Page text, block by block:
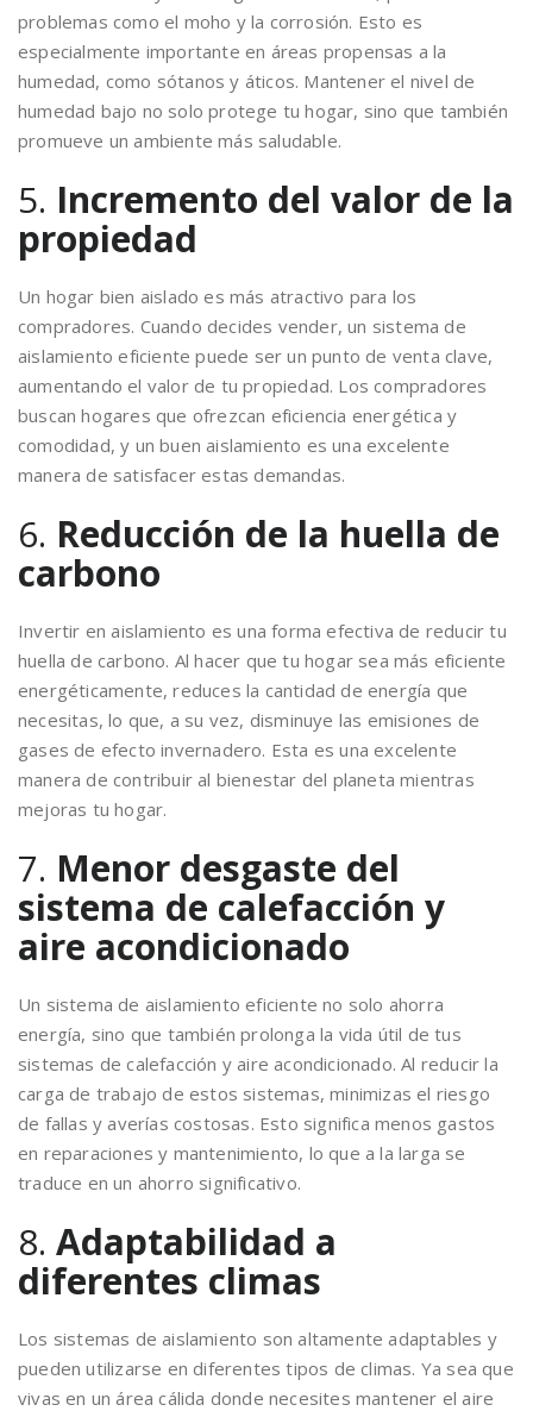
problemas como el moho y la corrosión. Esto es
especialmente importante en áreas propensas a la
humedad, como sótanos y áticos. Mantener el nivel de
humedad bajo no solo protege tu hogar, sino que también
promueve un ambiente más saludable.
5. Incremento del valor de la
propiedad
Un hogar bien aislado es más atractivo para los
compradores. Cuando decides vender, un sistema de
aislamiento eficiente puede ser un punto de venta clave,
aumentando el valor de tu propiedad. Los compradores
buscan hogares que ofrezcan eficiencia energética y
comodidad, y un buen aislamiento es una excelente
manera de satisfacer estas demandas.
6. Reducción de la huella de
carbono
Invertir en aislamiento es una forma efectiva de reducir tu
huella de carbono. Al hacer que tu hogar sea más eficiente
energéticamente, reduces la cantidad de energía que
necesitas, lo que, a su vez, disminuye las emisiones de
gases de efecto invernadero. Esta es una excelente
manera de contribuir al bienestar del planeta mientras
mejoras tu hogar.
7. Menor desgaste del
sistema de calefacción y
aire acondicionado
Un sistema de aislamiento eficiente no solo ahorra
energía, sino que también prolonga la vida útil de tus
sistemas de calefacción y aire acondicionado. Al reducir la
carga de trabajo de estos sistemas, minimizas el riesgo
de fallas y averías costosas. Esto significa menos gastos
en reparaciones y mantenimiento, lo que a la larga se
traduce en un ahorro significativo.
8. Adaptabilidad a
diferentes climas
Los sistemas de aislamiento son altamente adaptables y
pueden utilizarse en diferentes tipos de climas. Ya sea que
vivas en un área cálida donde necesites mantener el aire